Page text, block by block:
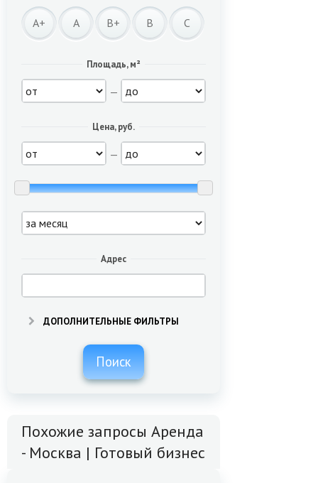
A+ A B+ B C
Площадь, м²
—
Цена, руб.
—
Адрес
ДОПОЛНИТЕЛЬНЫЕ ФИЛЬТРЫ
Поиск
Похожие запросы Аренда
- Москва | Готовый бизнес